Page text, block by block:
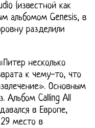
(известной как
альбомом Genesis, в
разделили
несколько
к чему-то, что
Основным
Альбом Calling All
в Европе,
место в